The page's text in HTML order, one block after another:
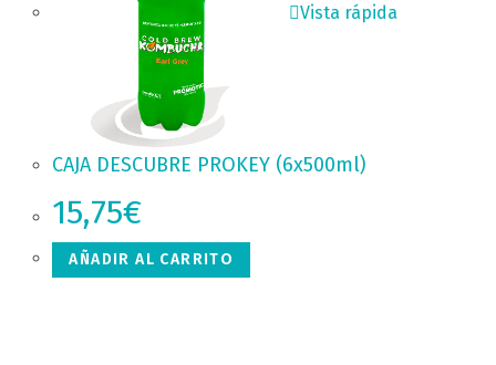
Vista rápida
CAJA DESCUBRE PROKEY (6x500ml)
15,75€
AÑADIR AL CARRITO